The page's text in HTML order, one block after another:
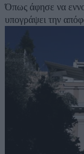
Όπως άφησε να
υπογράψει την